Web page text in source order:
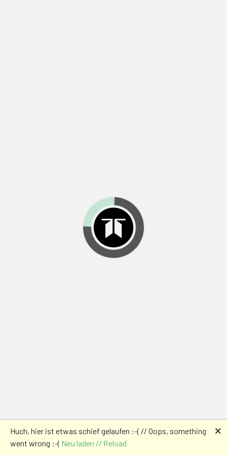
Huch, hier ist etwas schief gelaufen :-( // Oops, something
went wrong :-( Neu laden // Reload
🗙